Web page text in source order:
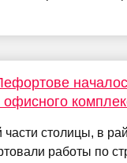
офисного
части столицы, в
работы по